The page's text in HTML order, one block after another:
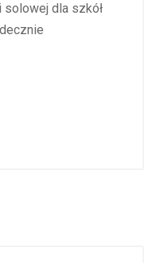
solowej dla szkół